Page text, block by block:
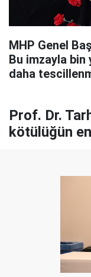
MHP Genel
Bu imzayla bin
daha
Prof. Dr.
kötülüğün